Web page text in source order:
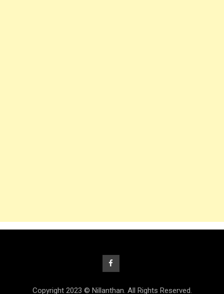
Copyright 2023 © Nillanthan. All Rights Reserved.